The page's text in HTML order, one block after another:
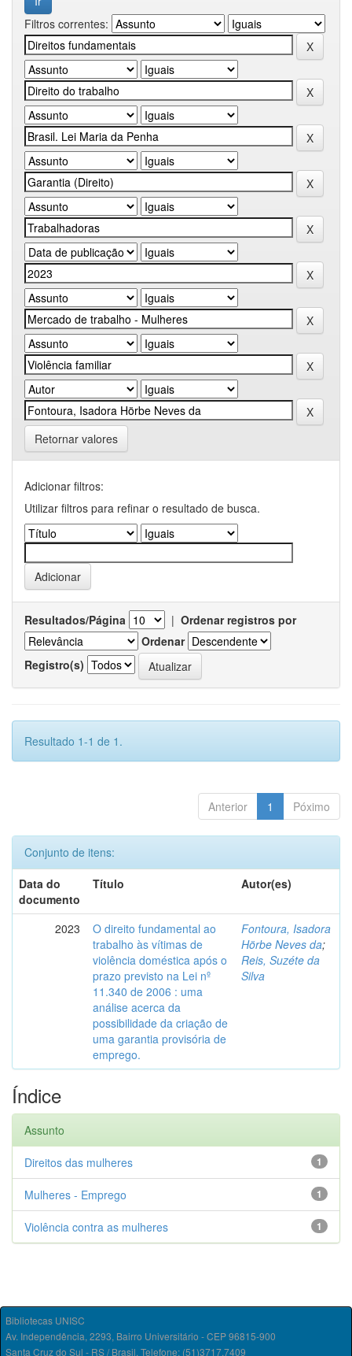
Filtros correntes:
Retornar valores
Adicionar filtros:
Utilizar filtros para refinar o resultado de busca.
Resultados/Página | Ordenar registros por
Ordenar
Registro(s)
Resultado 1-1 de 1.
Anterior 1 Póximo
Conjunto de itens:
Data do
documento
Título Autor(es)
2023
O direito fundamental ao
trabalho às vítimas de
violência doméstica após o
prazo previsto na Lei nº
11.340 de 2006 : uma
análise acerca da
possibilidade da criação de
uma garantia provisória de
emprego.
Fontoura, Isadora
Hörbe Neves da;
Reis, Suzéte da
Silva
Índice
Assunto
1
Direitos das mulheres
1
Mulheres - Emprego
1
Violência contra as mulheres
Bibliotecas UNISC
Av. Independência, 2293, Bairro Universitário - CEP 96815-900
Santa Cruz do Sul - RS / Brasil. Telefone: (51)3717.7409